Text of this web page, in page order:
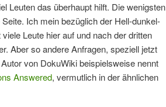
Leuten das überhaupt hilft. Die wenigsten
Ich mein bezüglich der Hell-dunkel-
Leute hier auf und nach der dritten
Aber so andere Anfragen, speziell jetzt
von DokuWiki beispielsweise nennt
Answered, vermutlich in der ähnlichen